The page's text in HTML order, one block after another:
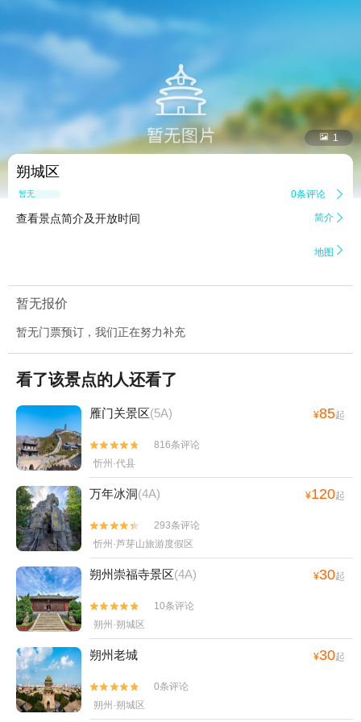
 1
朔城区
暂无点评 0条评论 
查看景点简介及开放时间 简介 
地图 
暂无报价
暂无门票预订，我们正在努力补充
看了该景点的人还看了
雁门关景区(5A) ¥85起


816条评论
忻州·代县
万年冰洞(4A) ¥120起


293条评论
忻州·芦芽山旅游度假区
朔州崇福寺景区(4A) ¥30起


10条评论
朔州·朔城区
朔州老城 ¥30起


0条评论
朔州·朔城区